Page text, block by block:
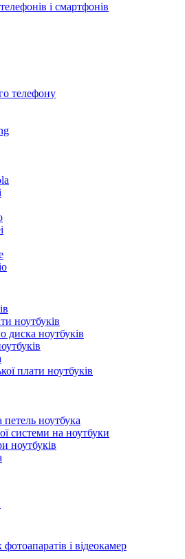
і смартфонів
телефону
ноутбуків
диска ноутбуків
плати ноутбуків
ноутбука
системи на ноутбуки
ноутбуків
і відеокамер